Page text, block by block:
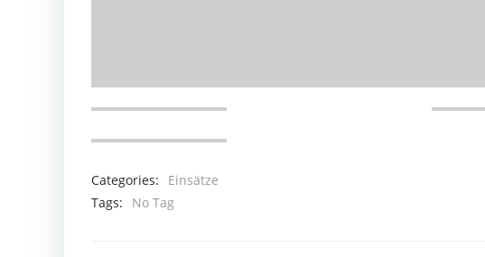
Categories:
Einsätze
Tags:
No Tag